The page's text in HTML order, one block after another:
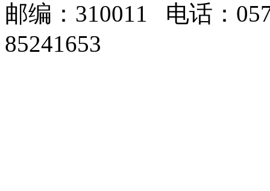
邮编：310011 电话：
85241653